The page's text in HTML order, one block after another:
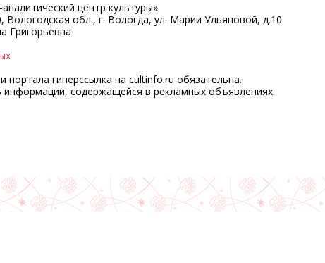
центр культуры»
Вологодская обл., г. Вологда, ул. Марии Ульяновой, д.10
Григорьевна
гиперссылка на cultinfo.ru обязательна.
информации, содержащейся в рекламных объявлениях.